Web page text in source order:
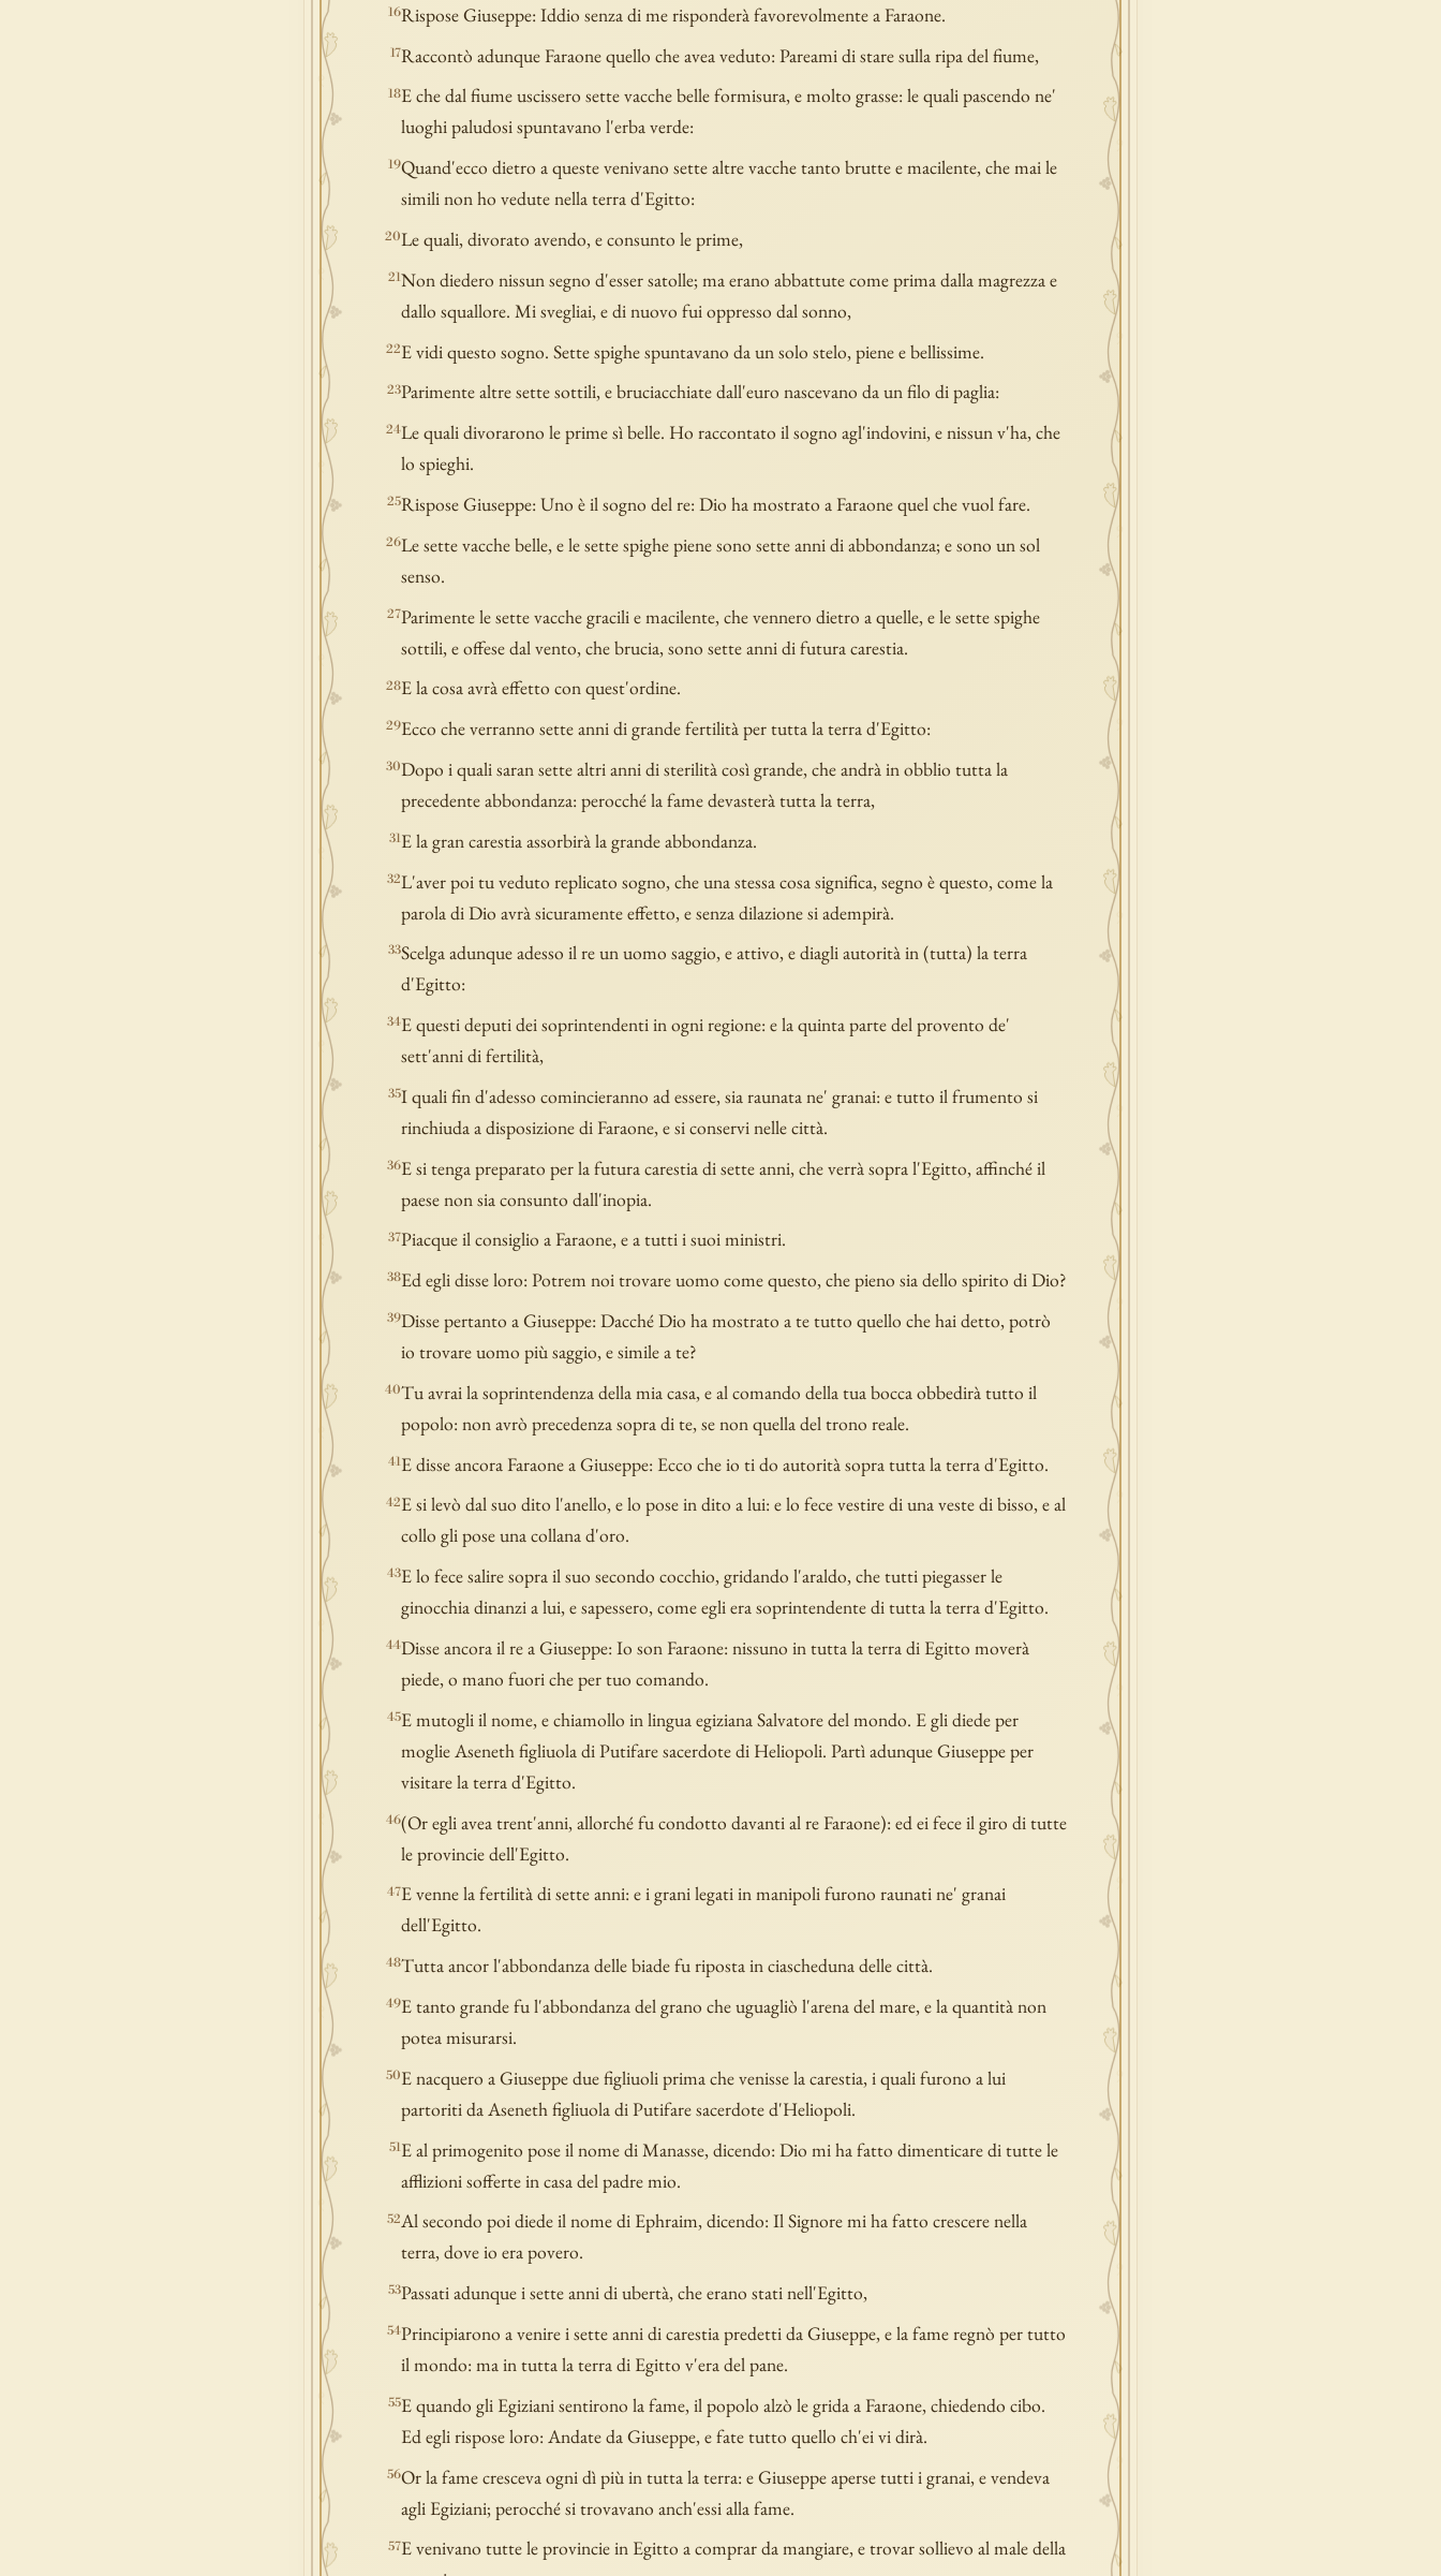
16Rispose Giuseppe: Iddio senza di me risponderà favorevolmente a Faraone.
17Raccontò adunque Faraone quello che avea veduto: Pareami di stare sulla ripa del fiume,
18E che dal fiume uscissero sette vacche belle formisura, e molto grasse: le quali pascendo ne'
luoghi paludosi spuntavano l'erba verde:
19Quand'ecco dietro a queste venivano sette altre vacche tanto brutte e macilente, che mai le
simili non ho vedute nella terra d'Egitto:
20Le quali, divorato avendo, e consunto le prime,
21Non diedero nissun segno d'esser satolle; ma erano abbattute come prima dalla magrezza e
dallo squallore. Mi svegliai, e di nuovo fui oppresso dal sonno,
22E vidi questo sogno. Sette spighe spuntavano da un solo stelo, piene e bellissime.
23Parimente altre sette sottili, e bruciacchiate dall'euro nascevano da un filo di paglia:
24Le quali divorarono le prime sì belle. Ho raccontato il sogno agl'indovini, e nissun v'ha, che
lo spieghi.
25Rispose Giuseppe: Uno è il sogno del re: Dio ha mostrato a Faraone quel che vuol fare.
26Le sette vacche belle, e le sette spighe piene sono sette anni di abbondanza; e sono un sol
senso.
27Parimente le sette vacche gracili e macilente, che vennero dietro a quelle, e le sette spighe
sottili, e offese dal vento, che brucia, sono sette anni di futura carestia.
28E la cosa avrà effetto con quest'ordine.
29Ecco che verranno sette anni di grande fertilità per tutta la terra d'Egitto:
30Dopo i quali saran sette altri anni di sterilità così grande, che andrà in obblio tutta la
precedente abbondanza: perocché la fame devasterà tutta la terra,
31E la gran carestia assorbirà la grande abbondanza.
32L'aver poi tu veduto replicato sogno, che una stessa cosa significa, segno è questo, come la
parola di Dio avrà sicuramente effetto, e senza dilazione si adempirà.
33Scelga adunque adesso il re un uomo saggio, e attivo, e diagli autorità in (tutta) la terra
d'Egitto:
34E questi deputi dei soprintendenti in ogni regione: e la quinta parte del provento de'
sett'anni di fertilità,
35I quali fin d'adesso comincieranno ad essere, sia raunata ne' granai: e tutto il frumento si
rinchiuda a disposizione di Faraone, e si conservi nelle città.
36E si tenga preparato per la futura carestia di sette anni, che verrà sopra l'Egitto, affinché il
paese non sia consunto dall'inopia.
37Piacque il consiglio a Faraone, e a tutti i suoi ministri.
38Ed egli disse loro: Potrem noi trovare uomo come questo, che pieno sia dello spirito di Dio?
39Disse pertanto a Giuseppe: Dacché Dio ha mostrato a te tutto quello che hai detto, potrò
io trovare uomo più saggio, e simile a te?
40Tu avrai la soprintendenza della mia casa, e al comando della tua bocca obbedirà tutto il
popolo: non avrò precedenza sopra di te, se non quella del trono reale.
41E disse ancora Faraone a Giuseppe: Ecco che io ti do autorità sopra tutta la terra d'Egitto.
42E si levò dal suo dito l'anello, e lo pose in dito a lui: e lo fece vestire di una veste di bisso, e al
collo gli pose una collana d'oro.
43E lo fece salire sopra il suo secondo cocchio, gridando l'araldo, che tutti piegasser le
ginocchia dinanzi a lui, e sapessero, come egli era soprintendente di tutta la terra d'Egitto.
44Disse ancora il re a Giuseppe: Io son Faraone: nissuno in tutta la terra di Egitto moverà
piede, o mano fuori che per tuo comando.
45E mutogli il nome, e chiamollo in lingua egiziana Salvatore del mondo. E gli diede per
moglie Aseneth figliuola di Putifare sacerdote di Heliopoli. Partì adunque Giuseppe per
visitare la terra d'Egitto.
46(Or egli avea trent'anni, allorché fu condotto davanti al re Faraone): ed ei fece il giro di tutte
le provincie dell'Egitto.
47E venne la fertilità di sette anni: e i grani legati in manipoli furono raunati ne' granai
dell'Egitto.
48Tutta ancor l'abbondanza delle biade fu riposta in ciascheduna delle città.
49E tanto grande fu l'abbondanza del grano che uguagliò l'arena del mare, e la quantità non
potea misurarsi.
50E nacquero a Giuseppe due figliuoli prima che venisse la carestia, i quali furono a lui
partoriti da Aseneth figliuola di Putifare sacerdote d'Heliopoli.
51E al primogenito pose il nome di Manasse, dicendo: Dio mi ha fatto dimenticare di tutte le
afflizioni sofferte in casa del padre mio.
52Al secondo poi diede il nome di Ephraim, dicendo: Il Signore mi ha fatto crescere nella
terra, dove io era povero.
53Passati adunque i sette anni di ubertà, che erano stati nell'Egitto,
54Principiarono a venire i sette anni di carestia predetti da Giuseppe, e la fame regnò per tutto
il mondo: ma in tutta la terra di Egitto v'era del pane.
55E quando gli Egiziani sentirono la fame, il popolo alzò le grida a Faraone, chiedendo cibo.
Ed egli rispose loro: Andate da Giuseppe, e fate tutto quello ch'ei vi dirà.
56Or la fame cresceva ogni dì più in tutta la terra: e Giuseppe aperse tutti i granai, e vendeva
agli Egiziani; perocché si trovavano anch'essi alla fame.
57E venivano tutte le provincie in Egitto a comprar da mangiare, e trovar sollievo al male della